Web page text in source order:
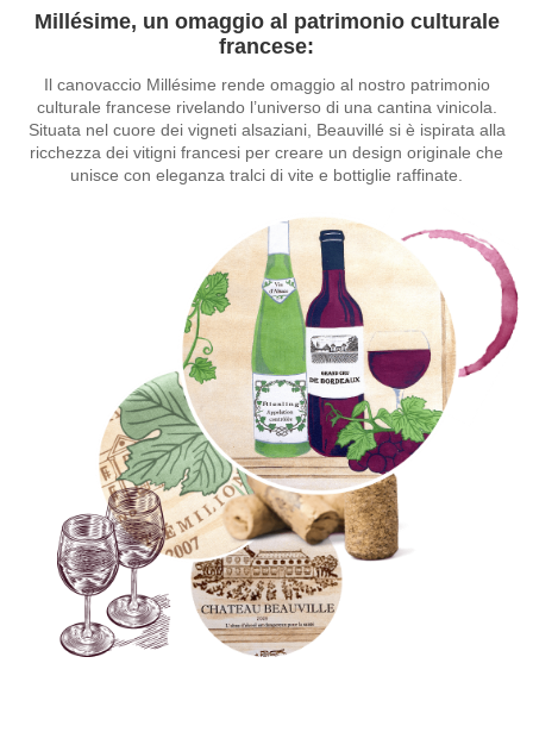
Millésime, un omaggio al patrimonio culturale
francese:
Il canovaccio Millésime rende omaggio al nostro patrimonio
culturale francese rivelando l’universo di una cantina vinicola.
Situata nel cuore dei vigneti alsaziani, Beauvillé si è ispirata alla
ricchezza dei vitigni francesi per creare un design originale che
unisce con eleganza tralci di vite e bottiglie raffinate.